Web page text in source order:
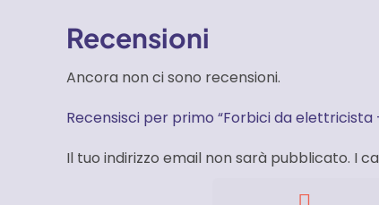
Recensioni
Ancora non ci sono recensioni.
Recensisci per primo “Forbici da elettricista
Il tuo indirizzo email non sarà pubblicato. I